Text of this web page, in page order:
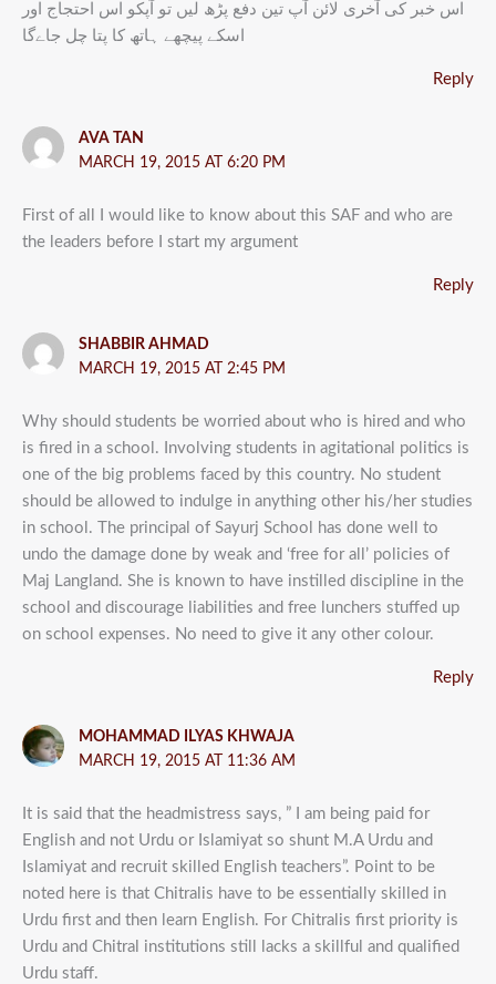
اس خبر کی آخری لائن آپ تین دفع پڑھ لیں تو آپکو اس احتجاج اور
اسکے پیچھے ہاتھ کا پتا چل جاےگا
Reply
AVA TAN
MARCH 19, 2015 AT 6:20 PM
First of all I would like to know about this SAF and who are
the leaders before I start my argument
Reply
SHABBIR AHMAD
MARCH 19, 2015 AT 2:45 PM
Why should students be worried about who is hired and who
is fired in a school. Involving students in agitational politics is
one of the big problems faced by this country. No student
should be allowed to indulge in anything other his/her studies
in school. The principal of Sayurj School has done well to
undo the damage done by weak and ‘free for all’ policies of
Maj Langland. She is known to have instilled discipline in the
school and discourage liabilities and free lunchers stuffed up
on school expenses. No need to give it any other colour.
Reply
MOHAMMAD ILYAS KHWAJA
MARCH 19, 2015 AT 11:36 AM
It is said that the headmistress says, ” I am being paid for
English and not Urdu or Islamiyat so shunt M.A Urdu and
Islamiyat and recruit skilled English teachers”. Point to be
noted here is that Chitralis have to be essentially skilled in
Urdu first and then learn English. For Chitralis first priority is
Urdu and Chitral institutions still lacks a skillful and qualified
Urdu staff.